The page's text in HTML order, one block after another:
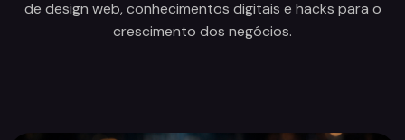
de design web, conhecimentos digitais e hacks para o
crescimento dos negócios.